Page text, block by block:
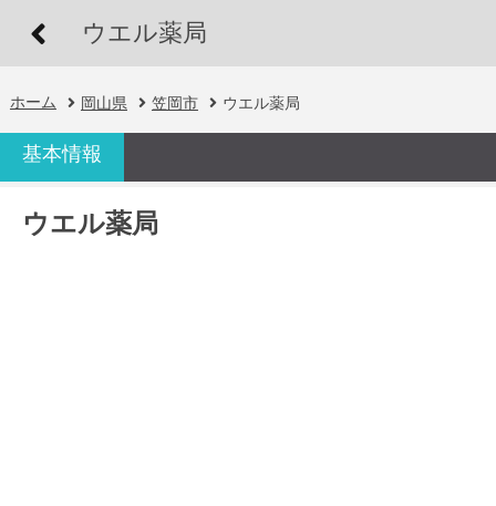
ウエル薬局
ホーム 岡山県 笠岡市 ウエル薬局
基本情報
ウエル薬局